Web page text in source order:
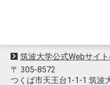
筑波大学公式Webサイ
〒 305-8572
つくば市天王台1-1-1 筑波